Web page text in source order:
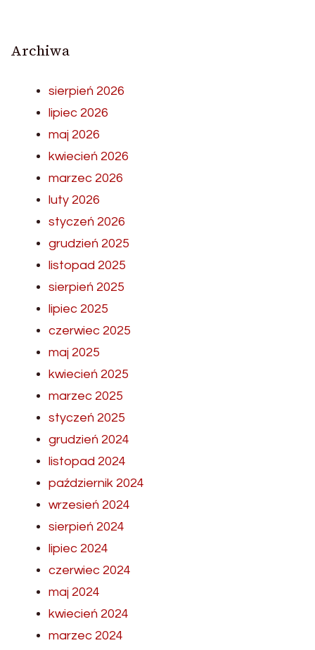
Archiwa
sierpień 2026
lipiec 2026
maj 2026
kwiecień 2026
marzec 2026
luty 2026
styczeń 2026
grudzień 2025
listopad 2025
sierpień 2025
lipiec 2025
czerwiec 2025
maj 2025
kwiecień 2025
marzec 2025
styczeń 2025
grudzień 2024
listopad 2024
październik 2024
wrzesień 2024
sierpień 2024
lipiec 2024
czerwiec 2024
maj 2024
kwiecień 2024
marzec 2024